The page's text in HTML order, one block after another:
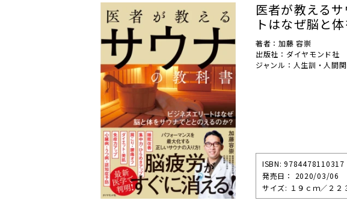
医者が教える
トはなぜ脳と
著者：加藤 容崇
出版社：ダイヤモンド社
ジャンル：人生訓・人間
ISBN: 9784478110317
発売⽇： 2020/03/06
サイズ: １９ｃｍ／２２